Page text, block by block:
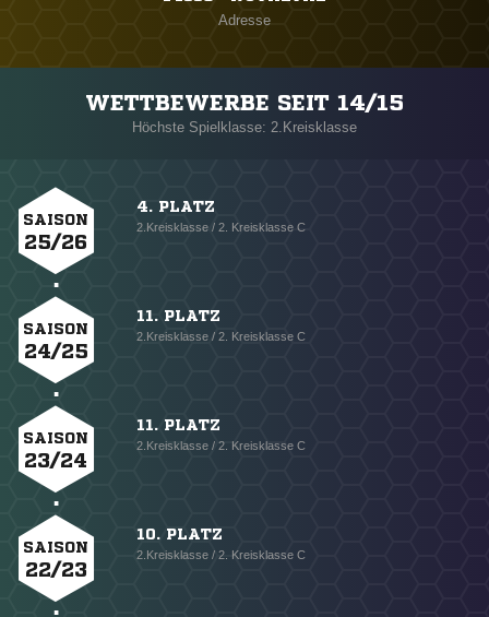
Adresse
WETTBEWERBE SEIT 14/15
Höchste Spielklasse: 2.Kreisklasse
SAISON
25/26
4. PLATZ
2.Kreisklasse / 2. Kreisklasse C
SAISON
24/25
11. PLATZ
2.Kreisklasse / 2. Kreisklasse C
SAISON
23/24
11. PLATZ
2.Kreisklasse / 2. Kreisklasse C
SAISON
22/23
10. PLATZ
2.Kreisklasse / 2. Kreisklasse C